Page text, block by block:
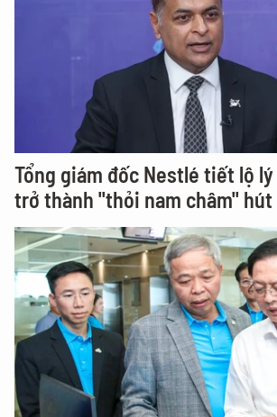
Tổng giám đốc Nestlé tiết lộ
trở thành "thỏi nam châm" hút